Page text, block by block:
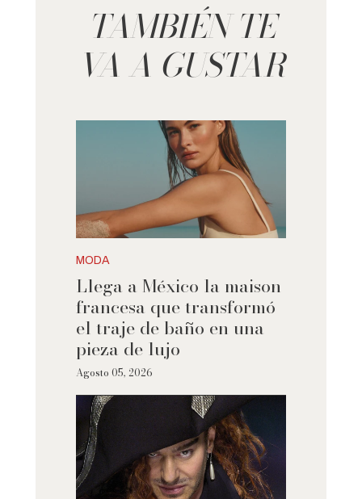
TAMBIÉN TE
VA A GUSTAR
MODA
Llega a México la maison
francesa que transformó
el traje de baño en una
pieza de lujo
Agosto 05, 2026